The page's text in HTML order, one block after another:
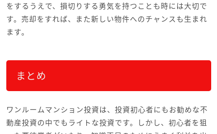
をするうえで、損切りする勇気を持つことも時には大切で
す。売却をすれば、また新しい物件へのチャンスも生まれ
ます。
まとめ
ワンルームマンション投資は、投資初心者にもお勧めな不
動産投資の中でもライトな投資です。しかし、初心者を狙